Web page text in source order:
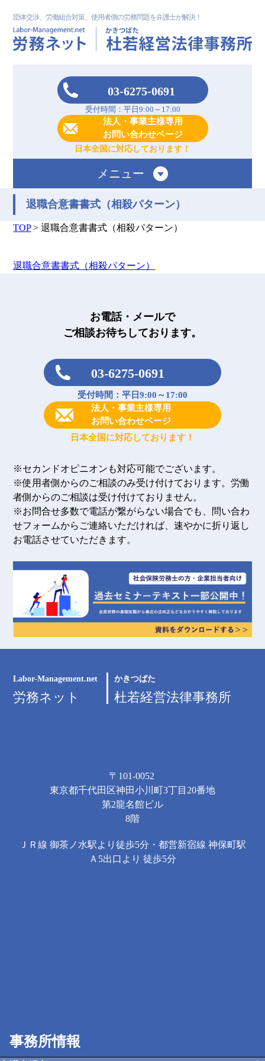
団体交渉、労働組合対策、使用者側の労務問題を弁護士が解決！
03-6275-0691
受付時間：平日9:00～17:00
法人・事業主様専用
お問い合わせページ
日本全国に対応しております！
メニュー
退職合意書書式（相殺パターン）
TOP>退職合意書書式（相殺パターン）
退職合意書書式（相殺パターン）
お電話・メールで
ご相談お待ちしております。
03-6275-0691
受付時間：平日9:00～17:00
法人・事業主様専用
お問い合わせページ
日本全国に対応しております！
※セカンドオピニオンも対応可能でございます。
※使用者側からのご相談のみ受け付けております。労働
者側からのご相談は受け付けておりません。
※お問合せ多数で電話が繋がらない場合でも、問い合わ
せフォームからご連絡いただければ、速やかに折り返し
お電話させていただきます。
Labor-Management.net
労務ネット
かきつばた
杜若経営法律事務所
〒101-0052
東京都千代田区神田小川町3丁目20番地
第2龍名館ビル
8階
ＪＲ線 御茶ノ水駅より徒歩5分・都営新宿線 神保町駅
Ａ5出口より 徒歩5分
事務所情報